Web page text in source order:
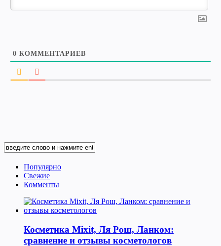
0 КОММЕНТАРИЕВ
Популярно
Свежие
Комменты
Косметика Мixit, Ля Рош, Ланком:
сравнение и отзывы косметологов